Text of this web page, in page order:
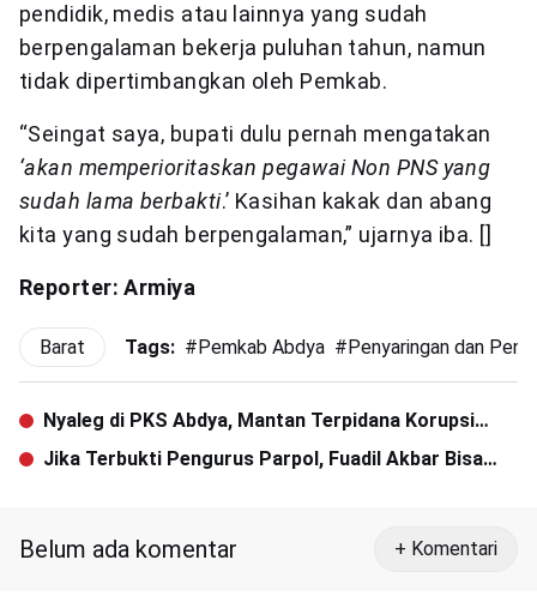
pendidik, medis atau lainnya yang sudah
berpengalaman bekerja puluhan tahun, namun
tidak dipertimbangkan oleh Pemkab.
“Seingat saya, bupati dulu pernah mengatakan
‘akan memperioritaskan pegawai Non PNS yang
sudah lama berbakti.’ Kasihan kakak dan abang
kita yang sudah berpengalaman,” ujarnya iba. []
Reporter: Armiya
Barat Tags: #Pemkab Abdya #Penyaringan dan
Nyaleg di PKS Abdya, Mantan Terpidana Korupsi
Akui Khilaf
Jika Terbukti Pengurus Parpol, Fuadil Akbar Bisa
Belum ada komentar + Komentari